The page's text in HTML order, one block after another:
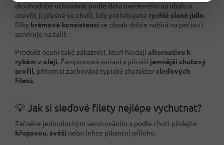
dlouhodobě uchovávat podle data uvedeného na obalu a
otevřít ji přesně ve chvíli, kdy potřebujete rychlé slané jídlo.
Díky krémové konzistenci se obsah dobře nabírá na pečivo i
servíruje na talíř.
Produkt ocení také zákazníci, kteří hledají alternativu k
rybám v oleji. Žampionová varianta přináší jemnější chuťový
profil, přitom si zachovává typický charakter sleďových
filetů.
💡 Jak si sleďové filety nejlépe vychutnat?
Začněte jednoduchým servírováním a podle chuti přidejte
křupavou, svěží nebo lehce pikantní přílohu.